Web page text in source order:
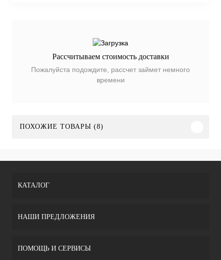
Рассчитываем стоимость доставки
Пожалуйста подождите, рассчет займет немного
времени
ПОХОЖИЕ ТОВАРЫ (8)
КАТАЛОГ
НАШИ ПРЕДЛОЖЕНИЯ
ПОМОЩЬ И СЕРВИСЫ